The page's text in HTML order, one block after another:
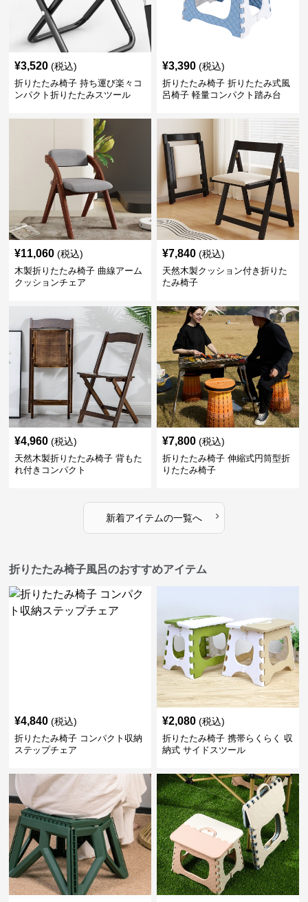
¥3,520 (税込)
折りたたみ椅子 持ち運び楽々コ
ンパクト折りたたみスツール
¥3,390 (税込)
折りたたみ椅子 折りたたみ式風
呂椅子 軽量コンパクト踏み台
¥11,060 (税込)
木製折りたたみ椅子 曲線アーム
クッションチェア
¥7,840 (税込)
天然木製クッション付き折りた
たみ椅子
¥4,960 (税込)
天然木製折りたたみ椅子 背もた
れ付きコンパクト
¥7,800 (税込)
折りたたみ椅子 伸縮式円筒型折
りたたみ椅子
新着アイテムの一覧へ ›
折りたたみ椅子風呂のおすすめアイテム
¥4,840 (税込)
折りたたみ椅子 コンパクト収納
ステップチェア
¥2,080 (税込)
折りたたみ椅子 携帯らくらく 収
納式 サイドスツール